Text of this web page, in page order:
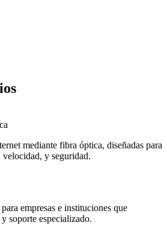
mediante fibra óptica, diseñadas para
y seguridad.
empresas e instituciones que
soporte especializado.